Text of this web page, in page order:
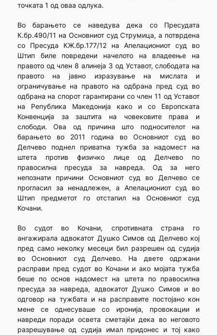
точката 1 од оваа одлука.
Во барањето се наведува дека со Пресудата
К.бр.490/11 на Основниот суд Струмица, а потврдена
со Пресуда КЖ.бр.177/12 на Апелациониот суд во
Штип биле повредени начелото на владеење на
правото од член 8 алинеја 3 од Уставот, слободата на
правото на јавно изразување на мислата и
ограничување на правото на одбрана пред суд во
одбрана на спорот гарантирани со член 11 од Уставот
на Република Македонија како и со Европската
Конвенција за заштита на човековите права и
слободи. Ова од причина што подносителот на
барањето во 2011 година во Основниот суд во
Делчево поднел приватна тужба за надомест на
штета против физичко лице од Делчево по
правосилна пресуда за навреда. Од за него
непознати причини Основниот суд во Делчево се
прогласил за ненадлежен, а Апелациониот суд во
Штип предметот го отстапил на Основниот суд
Кочани.
Во судот во Кочани, спротивната страна го
ангажирала адвокатот Душко Симов од Делчево кој
пред само неколку месеци бил разрешен од судија
во Основниот суд Делчево. На двете одржани
расправи пред судот во Кочани и ако мојата тужба
беше по основ надомест на штета по правосилна
пресуда за навреда, адвокатот Душко Симов и во
одговор на тужбата и на расправите постојано кон
мене се однесуваше со иронија, провокации и
навреди поради освета сметајќи дека во неговото
разрешување од судија имал придонес и тој како